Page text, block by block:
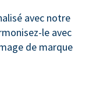
avec notre
le avec
de marque